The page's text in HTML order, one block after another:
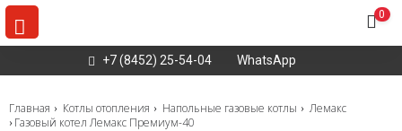
+7 (8452) 25-54-04 WhatsApp
0
Главная Котлы отопления Напольные газовые котлы
Лемакс
Газовый котел Лемакс Премиум-40